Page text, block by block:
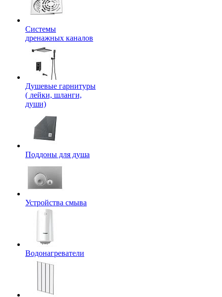
Системы
дренажных каналов
Душевые гарнитуры
( лейки, шланги,
души)
Поддоны для душа
Устройства смыва
Водонагреватели